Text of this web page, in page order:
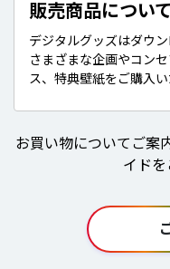
販売商品について
デジタルグッズはダウン
さまざまな企画やコン
ス、特典壁紙をご購入い
お買い物についてご案
イドを